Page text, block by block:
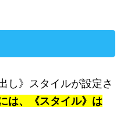
し》スタイルが設定さ
は、《スタイル》は